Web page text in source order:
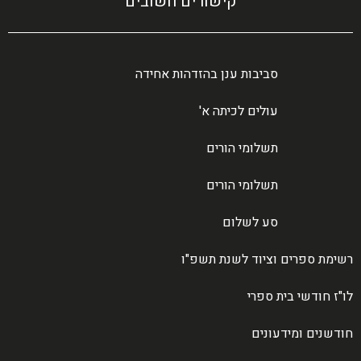
סביבות ענן בהזדהות אחידה
עולים לכיתה א'
תשלומי הורים
תשלומי הורים
סע לשלום
רשימת ספרים וציוד לשנת תשפ"ו
לו"ז חודשי בית ספרי
חודשנים ומידעונים